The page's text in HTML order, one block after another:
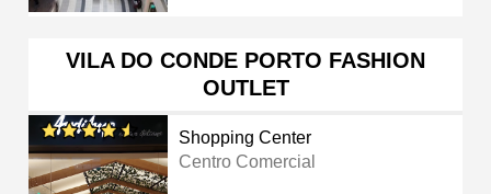
VILA DO CONDE PORTO FASHION
OUTLET
Shopping Center
Centro Comercial